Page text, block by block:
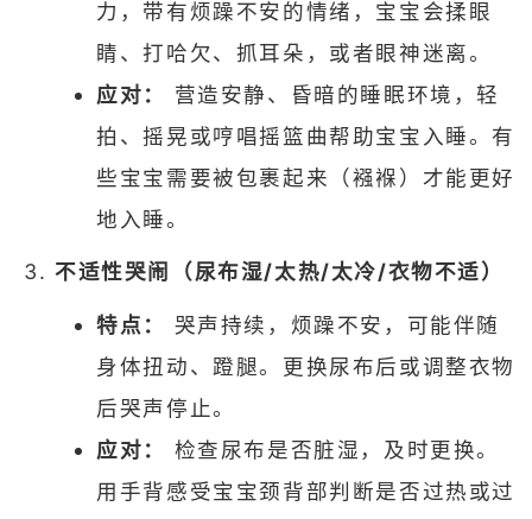
力，带有烦躁不安的情绪，宝宝会揉眼
睛、打哈欠、抓耳朵，或者眼神迷离。
应对：
营造安静、昏暗的睡眠环境，轻
拍、摇晃或哼唱摇篮曲帮助宝宝入睡。有
些宝宝需要被包裹起来（襁褓）才能更好
地入睡。
不适性哭闹（尿布湿/太热/太冷/衣物不适）
特点：
哭声持续，烦躁不安，可能伴随
身体扭动、蹬腿。更换尿布后或调整衣物
后哭声停止。
应对：
检查尿布是否脏湿，及时更换。
用手背感受宝宝颈背部判断是否过热或过